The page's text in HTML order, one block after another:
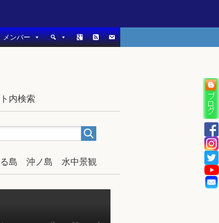
メンバー
内検索
る島 沖ノ島 水中景観